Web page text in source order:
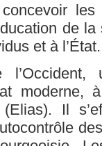
de la
et à l’État.
moderne,
(Elias). Il